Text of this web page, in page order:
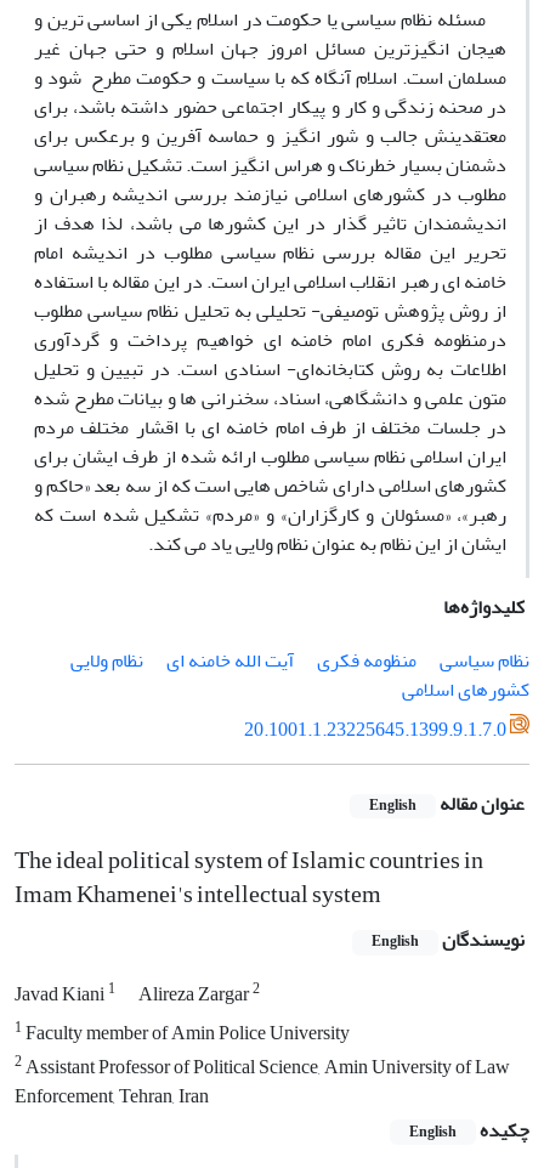
مسئله نظام سیاسی یا حکومت در اسلام یکی از اساسی ترین و
هیجان انگیزترین مسائل امروز جهان اسلام و حتی جهان غیر
مسلمان است. اسلام آنگاه که با سیاست و حکومت مطرح شود و
در صحنه زندگی و کار و پیکار اجتماعی حضور داشته باشد، برای
معتقدینش جالب و شور انگیز و حماسه آفرین و برعکس برای
دشمنان بسیار خطرناک و هراس انگیز است. تشکیل نظام سیاسی
مطلوب در کشورهای اسلامی نیازمند بررسی اندیشه رهبران و
اندیشمندان تاثیر گذار در این کشورها می باشد، لذا هدف از
تحریر این مقاله بررسی نظام سیاسی مطلوب در اندیشه امام
خامنه ای رهبر انقلاب اسلامی ایران است. در این مقاله با استفاده
از روش پژوهش توصیفی- تحلیلی به تحلیل نظام سیاسی مطلوب
درمنظومه فکری امام خامنه ای خواهیم پرداخت و گردآوری
اطلاعات به روش کتابخانه‌ای- اسنادی است. در تبیین و تحلیل
متون علمی و دانشگاهی، اسناد، سخنرانی ها و بیانات مطرح شده
در جلسات مختلف از طرف امام خامنه ای با اقشار مختلف مردم
ایران اسلامی نظام سیاسی مطلوب ارائه شده از طرف ایشان برای
کشورهای اسلامی دارای شاخص هایی است که از سه بعد «حاکم و
رهبر»، «مسئولان و کارگزاران» و «مردم» تشکیل شده است که
ایشان از این نظام به عنوان نظام ولایی یاد می کند.
کلیدواژه‌ها
نظام سیاسی
منظومه فکری آیت الله خامنه ای
نظام ولایی
کشورهای اسلامی
20.1001.1.23225645.1399.9.1.7.0
عنوان مقاله English
The ideal political system of Islamic countries in
Imam Khamenei's intellectual system
نویسندگان English
Javad Kiani1 Alireza Zargar2
1Faculty member of Amin Police University
2Assistant Professor of Political Science, Amin University of Law
Enforcement, Tehran, Iran
چکیده
English